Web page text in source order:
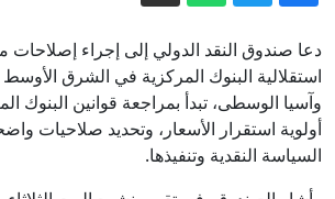
أوكرانيا في توجيه
مواجهات مع نتنياهو
بشأن خطة ترمب
روسيا.. قصف مسيرة جوية
سكني في كيرتش يسفر
فوتشيتش يكشف أجندة
دعا صندوق النقد الدولي إلى إجراء إصلاحات
استقلالية البنوك المركزية في الشرق
وآسيا الوسطى، تبدأ بمراجعة قوانين البنوك
أولوية استقرار الأسعار، وتحديد صلاحيات
السياسة النقدية وتنفيذها.